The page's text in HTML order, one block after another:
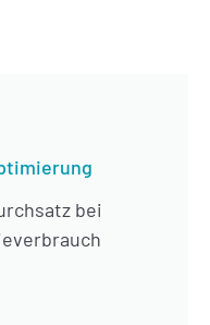
bei